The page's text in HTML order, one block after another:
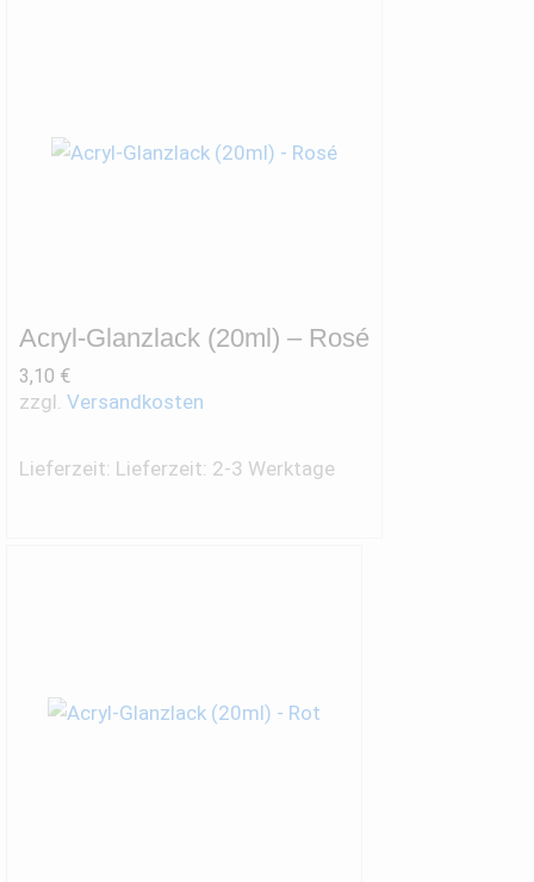
Acryl-Glanzlack (20ml) – Rosé
3,10 €
zzgl. Versandkosten
Lieferzeit: Lieferzeit: 2-3 Werktage